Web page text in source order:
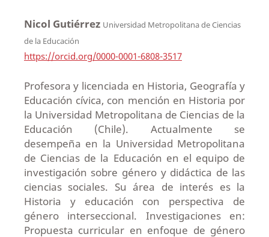
Nicol Gutiérrez Universidad Metropolitana de Ciencias
de la Educación
https://orcid.org/0000-0001-6808-3517
Profesora y licenciada en Historia, Geografía y
Educación cívica, con mención en Historia por
la Universidad Metropolitana de Ciencias de la
Educación (Chile). Actualmente se
desempeña en la Universidad Metropolitana
de Ciencias de la Educación en el equipo de
investigación sobre género y didáctica de las
ciencias sociales. Su área de interés es la
Historia y educación con perspectiva de
género interseccional. Investigaciones en:
Propuesta curricular en enfoque de género